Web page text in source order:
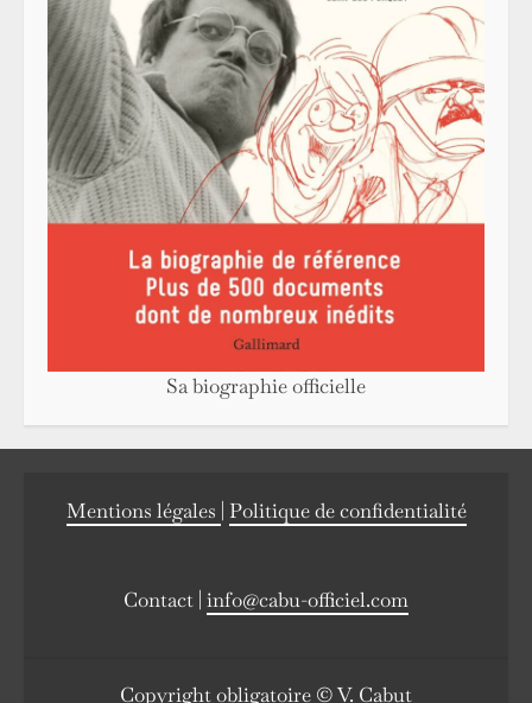
Sa biographie officielle
Mentions légales Politique de confidentialité
Contact | info@cabu-officiel.com
Copyright obligatoire © V. Cabut